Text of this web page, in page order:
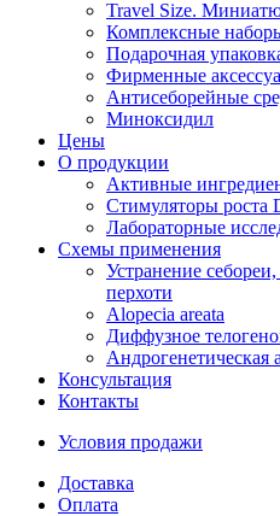
Travel Size.
Комплексные
Подарочная
Фирменные
Антисеборейные
Миноксидил
Цены
О продукции
Активные
Стимуляторы роста
Лабораторные
Схемы применения
Устранение
перхоти
Alopecia areata
Диффузное
Андрогенетическая
Консультация
Контакты
Условия продажи
Доставка
Оплата